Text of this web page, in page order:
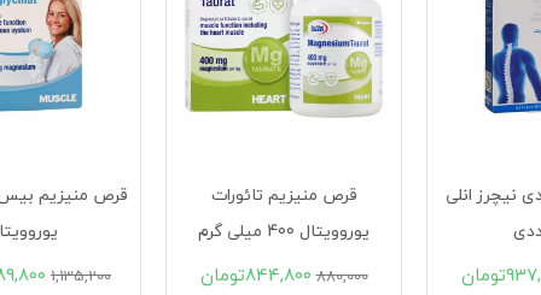
تائورات
تومان
قرص منیزیم بیس گلایسینات
یوروویتال
1,135,200
1,089,800تومان 465,300